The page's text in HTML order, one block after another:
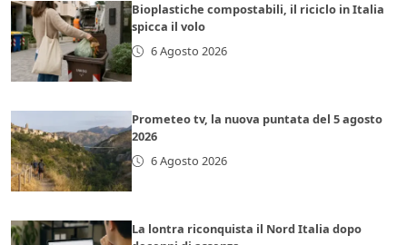
Bioplastiche compostabili, il riciclo in Italia
spicca il volo
6 Agosto 2026
Prometeo tv, la nuova puntata del 5 agosto
2026
6 Agosto 2026
La lontra riconquista il Nord Italia dopo